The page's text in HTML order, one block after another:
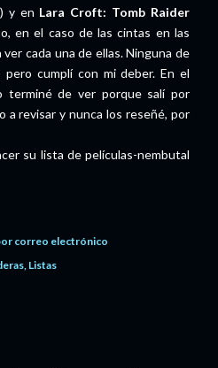
y en Lara Croft: Tomb Raider
en el caso de las cintas en las
cada una de ellas. Ninguna de
cumplí con mi deber. En el
terminé de ver porque salí por
a revisar y nunca los reseñé, por
su lista de películas-nembutal
correo electrónico
Listas